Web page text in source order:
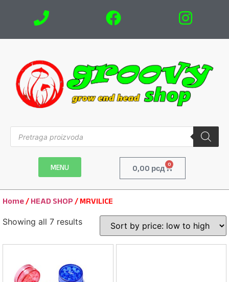
MENU 0,00 рсд 0
Home / HEAD SHOP / MRVILICE
Showing all 7 results